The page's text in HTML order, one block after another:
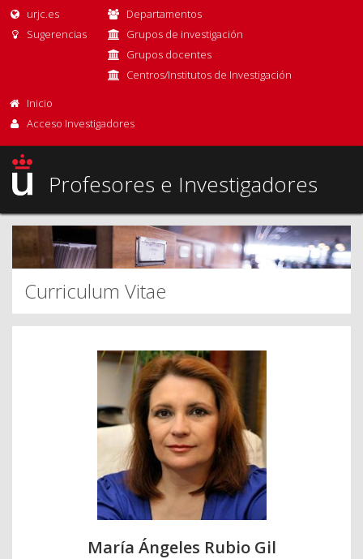
urjc.es
Sugerencias
Departamentos
Grupos de investigación
Grupos docentes
Centros/Institutos de Investigación
Inicio
Acceso Investigadores
Profesores e Investigadores
Curriculum Vitae
María Ángeles Rubio Gil